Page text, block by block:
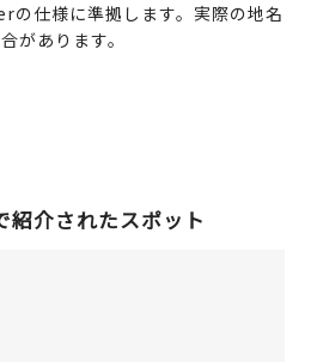
仕様に準拠します。実際の地名
があります。
紹介されたスポット